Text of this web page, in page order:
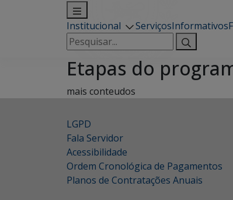
Institucional ServiçosInformativos
Pesquisar
por:
Etapas do
mais conteudos
LGPD
Fala Servidor
Acessibilidade
Ordem Cronológica de Pagamentos
Planos de Contratações Anuais